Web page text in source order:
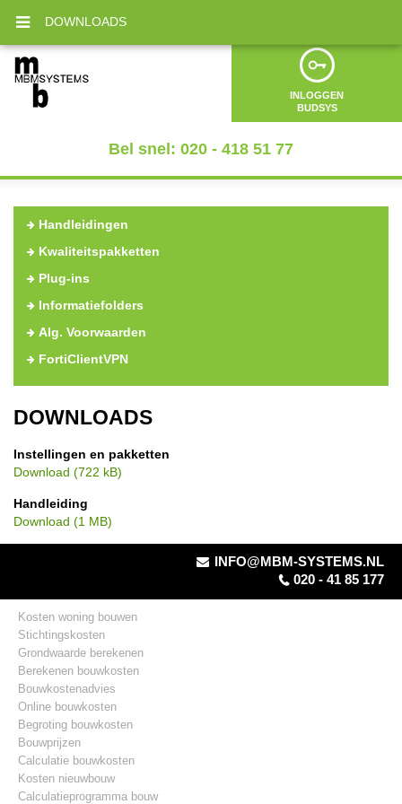
DOWNLOADS
INLOGGEN
BUDSYS
Bel snel: 020 - 418 51 77
Handleidingen
Kwaliteitspakketten
Plug-ins
Informatiefolders
Alg. Voorwaarden
FortiClientVPN
DOWNLOADS
Instellingen en pakketten
Download (722 kB)
Handleiding
Download (1 MB)
INFO@MBM-SYSTEMS.NL
020 - 41 85 177
Kosten woning bouwen
Stichtingskosten
Grondwaarde berekenen
Berekenen bouwkosten
Bouwkostenadvies
Online bouwkosten
Begroting bouwkosten
Bouwprijzen
Calculatie bouwkosten
Kosten nieuwbouw
Calculatieprogramma bouw